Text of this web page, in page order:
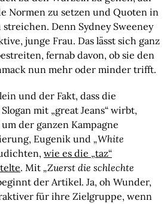
Normen zu setzen und Quoten in
streichen. Denn Sydney Sweeney
junge Frau. Das lässt sich ganz
fernab davon, ob sie den
nun mehr oder minder trifft.
und der Fakt, dass die
mit „great Jeans“ wirbt,
der ganzen Kampagne
Eugenik und „White
wie es die „taz“
. Mit „Zuerst die schlechte
der Artikel. Ja, oh Wunder,
für ihre Zielgruppe, wenn